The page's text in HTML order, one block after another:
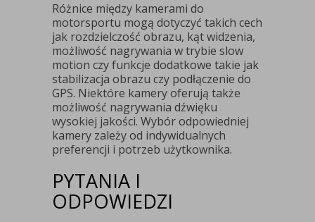
Różnice między kamerami do
motorsportu mogą dotyczyć takich cech
jak rozdzielczość obrazu, kąt widzenia,
możliwość nagrywania w trybie slow
motion czy funkcje dodatkowe takie jak
stabilizacja obrazu czy podłączenie do
GPS. Niektóre kamery oferują także
możliwość nagrywania dźwięku
wysokiej jakości. Wybór odpowiedniej
kamery zależy od indywidualnych
preferencji i potrzeb użytkownika.
PYTANIA I
ODPOWIEDZI